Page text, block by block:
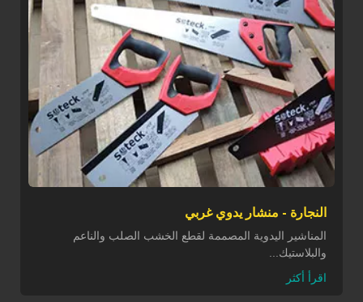
النجارة - منشار يدوي غربي
المناشير اليدوية المصممة لقطع الخشب الصلب والناعم
والبلاستيك...
اقرأ أكثر